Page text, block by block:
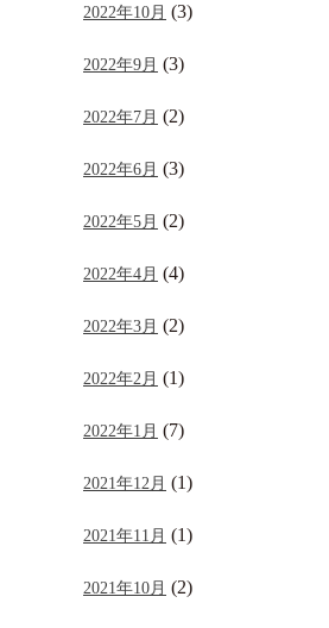
2022年10月 (3)
2022年9月 (3)
2022年7月 (2)
2022年6月 (3)
2022年5月 (2)
2022年4月 (4)
2022年3月 (2)
2022年2月 (1)
2022年1月 (7)
2021年12月 (1)
2021年11月 (1)
2021年10月 (2)